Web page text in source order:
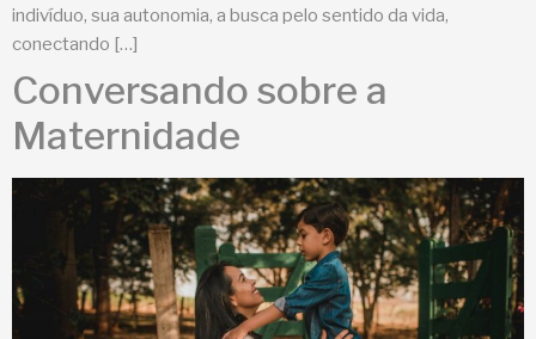
indivíduo, sua autonomia, a busca pelo sentido da vida,
conectando […]
Conversando sobre a
Maternidade